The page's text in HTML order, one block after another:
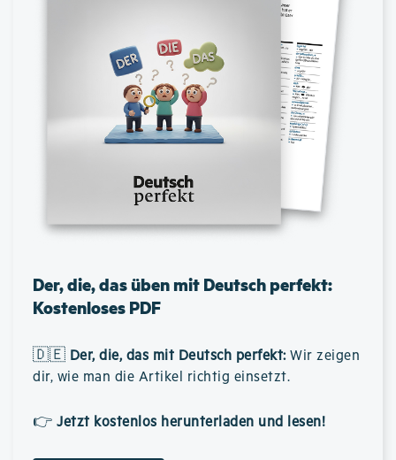
Der, die, das üben mit Deutsch perfekt:
Kostenloses PDF
🇩🇪 Der, die, das mit Deutsch perfekt: Wir zeigen
dir, wie man die Artikel richtig einsetzt.
👉 Jetzt kostenlos herunterladen und lesen!